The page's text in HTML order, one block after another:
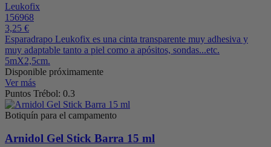
Leukofix
156968
3,25 €
Esparadrapo Leukofix es una cinta transparente muy adhesiva y
muy adaptable tanto a piel como a apósitos, sondas...etc.
5mX2,5cm.
Disponible próximamente
Ver más
Puntos Trébol: 0.3
Botiquín para el campamento
Arnidol Gel Stick Barra 15 ml